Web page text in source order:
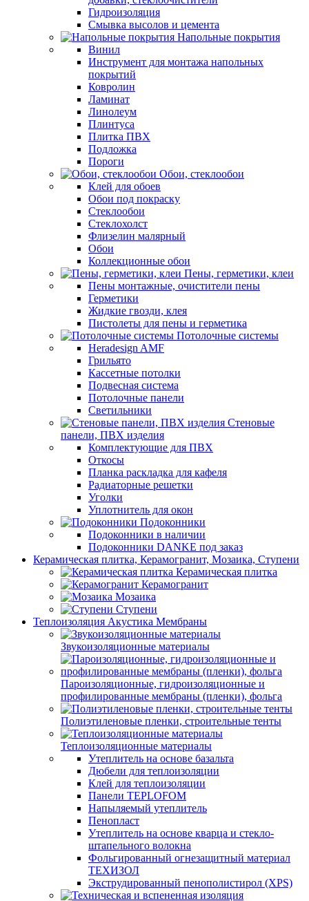
Гидроизоляция
Смывка высолов и цемента
Напольные покрытия
Винил
Инструмент для монтажа напольных
покрытий
Ковролин
Ламинат
Линолеум
Плинтуса
Плитка ПВХ
Подложка
Пороги
Обои, стеклообои
Клей для обоев
Обои под покраску
Стеклообои
Стеклохолст
Флизелин малярный
Обои
Коллекционные обои
Пены, герметики, клеи
Пены монтажные, очистители пены
Герметики
Жидкие гвозди, клея
Пистолеты для пены и герметика
Потолочные системы
Heradesign AMF
Грильято
Кассетные потолки
Подвесная система
Потолочные панели
Светильники
Стеновые
панели, ПВХ изделия
Комплектующие для ПВХ
Откосы
Планка раскладка для кафеля
Радиаторные решетки
Уголки
Уплотнитель для окон
Подоконники
Подоконники в наличии
Подоконники DANKE под заказ
Керамическая плитка, Керамогранит, Мозаика, Ступени
Керамическая плитка
Керамогранит
Мозаика
Ступени
Теплоизоляция Акустика Мембраны
Звукоизоляционные материалы
Пароизоляционные, гидроизоляционные и
профилированные мембраны (пленки), фольга
Полиэтиленовые пленки, строительные тенты
Теплоизоляционные материалы
Утеплитель на основе базальта
Дюбели для теплоизоляции
Клей для теплоизоляции
Панели TEPLOFOM
Напыляемый утеплитель
Пенопласт
Утеплитель на основе кварца и стекло-
штапельного волокна
Фольгированный огнезащитный материал
ТЕХИЗОЛ
Экструдированный пенополистирол (XPS)